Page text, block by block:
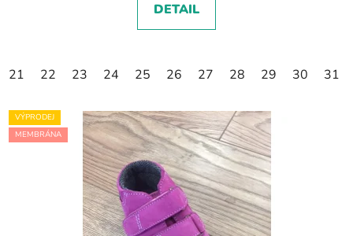
DETAIL
21 22 23 24 25 26 27 28 29 30 31
VÝPRODEJ
MEMBRÁNA